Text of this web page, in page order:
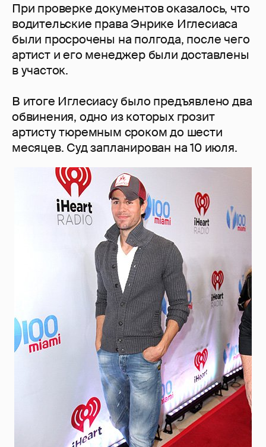
При проверке документов оказалось, что
водительские права Энрике Иглесиаса
были просрочены на полгода, после чего
артист и его менеджер были доставлены
в участок.
В итоге Иглесиасу было предъявлено два
обвинения, одно из которых грозит
артисту тюремным сроком до шести
месяцев. Суд запланирован на 10 июля.